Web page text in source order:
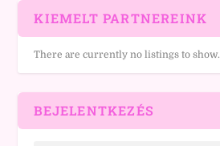
KIEMELT PARTNEREINK
There are currently no listings to show.
BEJELENTKEZÉS